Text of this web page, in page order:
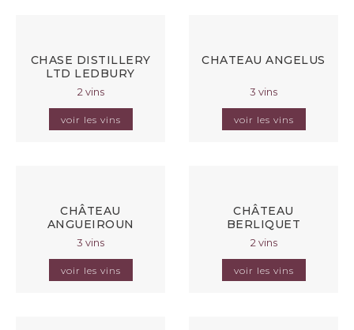
CHASE DISTILLERY
LTD LEDBURY
2 vins
voir les vins
CHATEAU ANGELUS
3 vins
voir les vins
CHÂTEAU
ANGUEIROUN
3 vins
voir les vins
CHÂTEAU
BERLIQUET
2 vins
voir les vins